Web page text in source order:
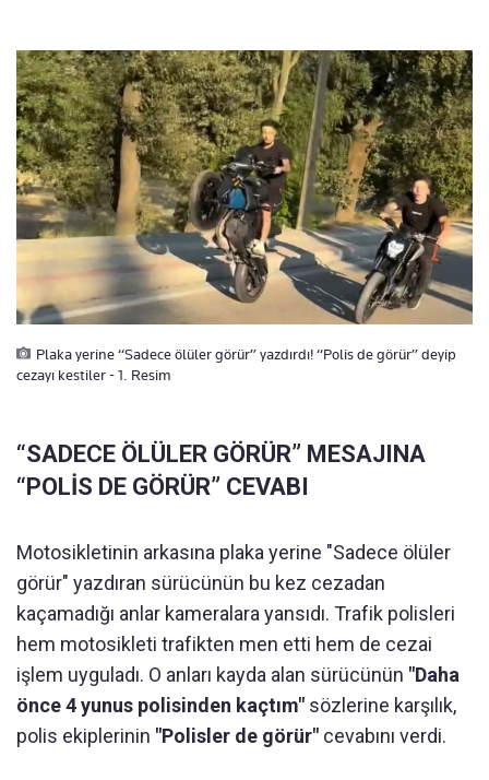
Plaka yerine “Sadece ölüler görür” yazdırdı! “Polis de görür” deyip
cezayı kestiler - 1. Resim
“SADECE ÖLÜLER GÖRÜR” MESAJINA
“POLİS DE GÖRÜR” CEVABI
Motosikletinin arkasına plaka yerine "Sadece ölüler
görür" yazdıran sürücünün bu kez cezadan
kaçamadığı anlar kameralara yansıdı. Trafik polisleri
hem motosikleti trafikten men etti hem de cezai
işlem uyguladı. O anları kayda alan sürücünün "Daha
önce 4 yunus polisinden kaçtım" sözlerine karşılık,
polis ekiplerinin "Polisler de görür" cevabını verdi.